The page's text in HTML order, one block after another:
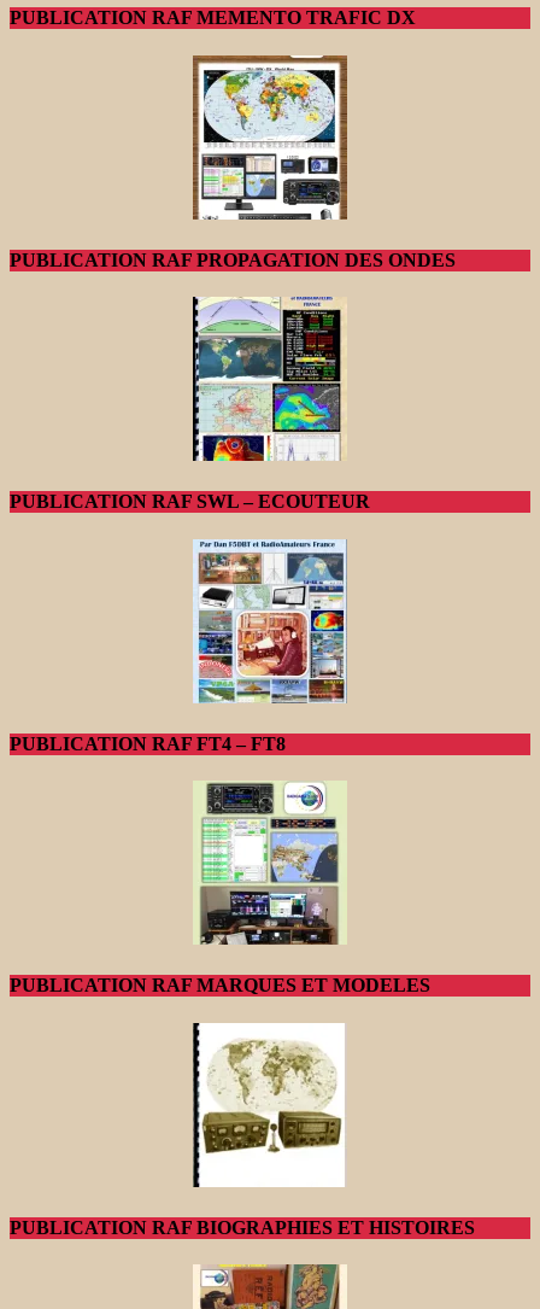
PUBLICATION RAF MEMENTO TRAFIC DX
PUBLICATION RAF PROPAGATION DES ONDES
PUBLICATION RAF SWL – ECOUTEUR
PUBLICATION RAF FT4 – FT8
PUBLICATION RAF MARQUES ET MODELES
PUBLICATION RAF BIOGRAPHIES ET HISTOIRES